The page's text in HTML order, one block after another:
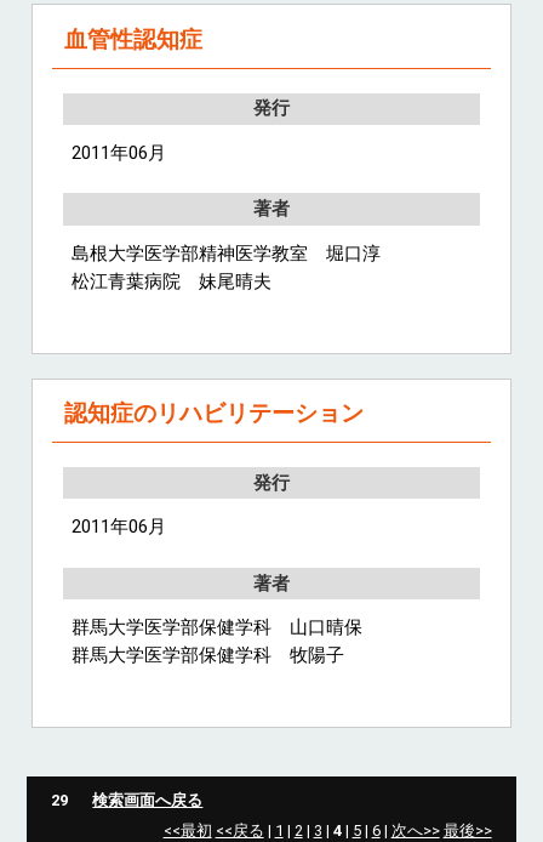
血管性認知症
発行
2011年06月
著者
島根大学医学部精神医学教室 堀口淳
松江青葉病院 妹尾晴夫
認知症のリハビリテーション
発行
2011年06月
著者
群馬大学医学部保健学科 山口晴保
群馬大学医学部保健学科 牧陽子
29
検索画面へ戻る
<<最初 <<戻る | 1 | 2| 3 | 4| 5| 6| 次へ>> 最後>>